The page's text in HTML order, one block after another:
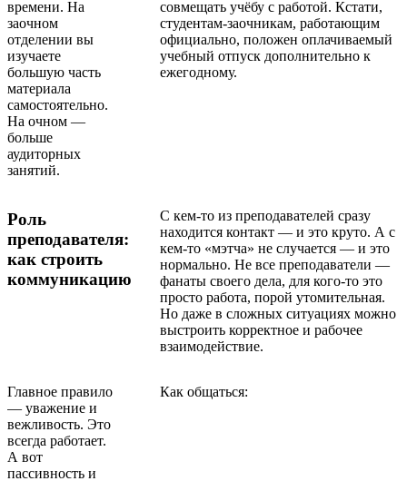
времени. На
заочном
отделении вы
изучаете
большую часть
материала
самостоятельно.
На очном —
больше
аудиторных
занятий.
совмещать учёбу с работой. Кстати,
студентам-заочникам, работающим
официально, положен оплачиваемый
учебный отпуск дополнительно к
ежегодному.
Роль
преподавателя:
как строить
коммуникацию
С кем-то из преподавателей сразу
находится контакт — и это круто. А с
кем-то «мэтча» не случается — и это
нормально. Не все преподаватели —
фанаты своего дела, для кого-то это
просто работа, порой утомительная.
Но даже в сложных ситуациях можно
выстроить корректное и рабочее
взаимодействие.
Главное правило
— уважение и
вежливость. Это
всегда работает.
А вот
пассивность и
Как общаться: